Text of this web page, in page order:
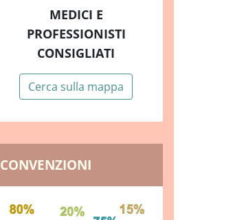
MEDICI E
PROFESSIONISTI
CONSIGLIATI
Cerca sulla mappa
CONVENZIONI